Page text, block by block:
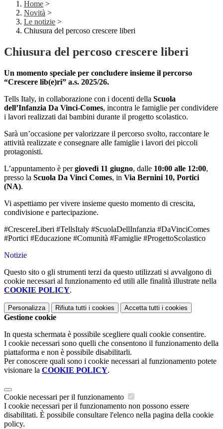
Home >
Novità >
Le notizie >
Chiusura del percoso crescere liberi
Chiusura del percoso crescere liberi
Un momento speciale per concludere insieme il percorso
“Crescere lib(e)ri” a.s. 2025/26.
Tells Italy, in collaborazione con i docenti della Scuola
dell’Infanzia Da Vinci-Comes, incontra le famiglie per condividere
i lavori realizzati dai bambini durante il progetto scolastico.
Sarà un’occasione per valorizzare il percorso svolto, raccontare le
attività realizzate e consegnare alle famiglie i lavori dei piccoli
protagonisti.
L’appuntamento è pergiovedì 11 giugno, dalle 10:00 alle 12:00,
presso la Scuola Da Vinci Comes, in Via Bernini 10, Portici
(NA).
Vi aspettiamo per vivere insieme questo momento di crescita,
condivisione e partecipazione.
#CrescereLiberi #TellsItaly #ScuolaDellInfanzia #DaVinciComes
#Portici #Educazione #Comunità #Famiglie #ProgettoScolastico
Notizie
Questo sito o gli strumenti terzi da questo utilizzati si avvalgono di
cookie necessari al funzionamento ed utili alle finalità illustrate nella
COOKIE POLICY.
Personalizza Rifiuta tutti i cookies Accetta tutti i cookies
Gestione cookie
In questa schermata è possibile scegliere quali cookie consentire.
I cookie necessari sono quelli che consentono il funzionamento della
piattaforma e non è possibile disabilitarli.
Per conoscere quali sono i cookie necessari al funzionamento potete
visionare la COOKIE POLICY.
Cookie necessari per il funzionamento
I cookie necessari per il funzionamento non possono essere
disabilitati. È possibile consultare l'elenco nella pagina della cookie
policy.